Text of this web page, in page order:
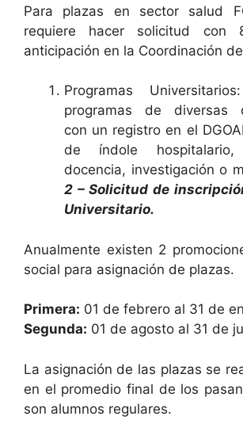
Para plazas en sector salud
requiere hacer solicitud con
anticipación en la Coordinación
Programas
programas de diversas
con un registro en el
de índole hospitalario,
docencia, investigación o
2 – Solicitud de
Universitario.
Anualmente existen 2
social para asignación de plazas.
Primera: 01 de febrero al 31 de
Segunda: 01 de agosto al 31 de
La asignación de las plazas se
en el promedio final de los
son alumnos regulares.